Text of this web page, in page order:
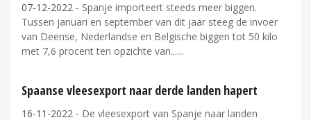
07-12-2022 - Spanje importeert steeds meer biggen.
Tussen januari en september van dit jaar steeg de invoer
van Deense, Nederlandse en Belgische biggen tot 50 kilo
met 7,6 procent ten opzichte van...
Spaanse vleesexport naar derde landen hapert
16-11-2022 - De vleesexport van Spanje naar landen